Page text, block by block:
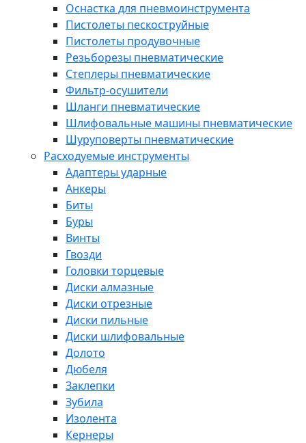
Оснастка для пневмоинструмента
Пистолеты пескоструйные
Пистолеты продувочные
Резьборезы пневматические
Степлеры пневматические
Фильтр-осушители
Шланги пневматические
Шлифовальные машины пневматические
Шуруповерты пневматические
Расходуемые инструменты
Адаптеры ударные
Анкеры
Биты
Буры
Винты
Гвозди
Головки торцевые
Диски алмазные
Диски отрезные
Диски пильные
Диски шлифовальные
Долото
Дюбеля
Заклепки
Зубила
Изолента
Кернеры